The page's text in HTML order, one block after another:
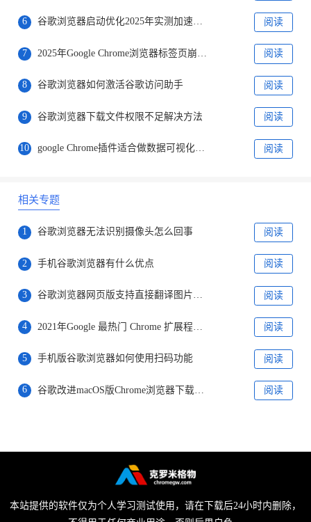
6 谷歌浏览器启动优化2025年实测加速方法 阅读
7 阅读
8 谷歌浏览器如何激活谷歌访问助手 阅读
9 谷歌浏览器下载文件权限不足解决方法 阅读
10 google Chrome插件适合做数据可视化有哪些推荐 阅读
相关专题
1 谷歌浏览器无法识别摄像头怎么回事 阅读
2 手机谷歌浏览器有什么优点 阅读
3 谷歌浏览器网页版支持直接翻译图片文字 阅读
4 阅读
5 手机版谷歌浏览器如何使用扫码功能 阅读
6 谷歌改进macOS版Chrome浏览器下载体验 阅读
本站提供的软件仅为个人学习测试使用，请在下载后24小时内删除，